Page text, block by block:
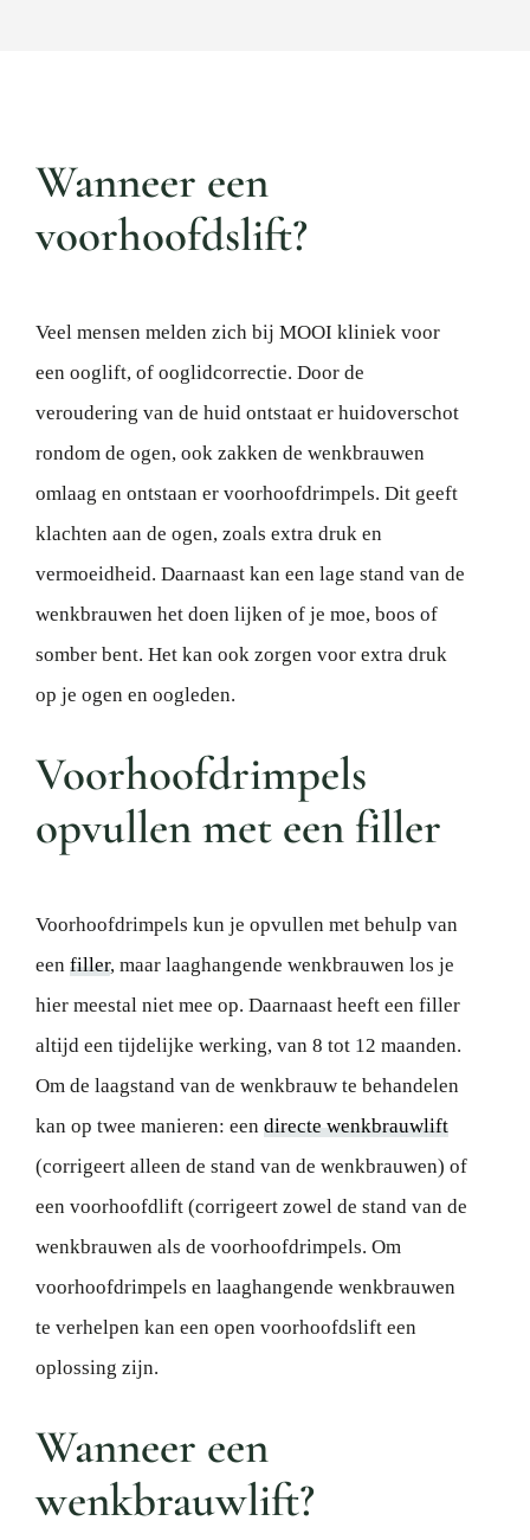
Wanneer een
voorhoofdslift?
Veel mensen melden zich bij MOOI kliniek voor
een ooglift, of ooglidcorrectie. Door de
veroudering van de huid ontstaat er huidoverschot
rondom de ogen, ook zakken de wenkbrauwen
omlaag en ontstaan er voorhoofdrimpels. Dit geeft
klachten aan de ogen, zoals extra druk en
vermoeidheid. Daarnaast kan een lage stand van de
wenkbrauwen het doen lijken of je moe, boos of
somber bent. Het kan ook zorgen voor extra druk
op je ogen en oogleden.
Voorhoofdrimpels
opvullen met een filler
Voorhoofdrimpels kun je opvullen met behulp van
een filler, maar laaghangende wenkbrauwen los je
hier meestal niet mee op. Daarnaast heeft een filler
altijd een tijdelijke werking, van 8 tot 12 maanden.
Om de laagstand van de wenkbrauw te behandelen
kan op twee manieren: een directe wenkbrauwlift
(corrigeert alleen de stand van de wenkbrauwen) of
een voorhoofdlift (corrigeert zowel de stand van de
wenkbrauwen als de voorhoofdrimpels. Om
voorhoofdrimpels en laaghangende wenkbrauwen
te verhelpen kan een open voorhoofdslift een
oplossing zijn.
Wanneer een
wenkbrauwlift?